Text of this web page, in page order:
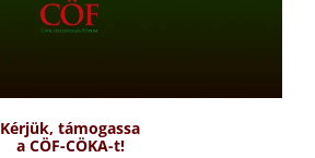
Kérjük, támogassa
a CÖF-CÖKA-t!